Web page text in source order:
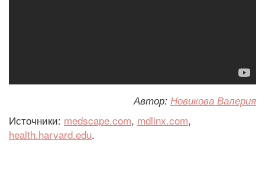
Автор: Новикова Валерия
Источники: medscape.com, mdlinx.com,
health.harvard.edu.